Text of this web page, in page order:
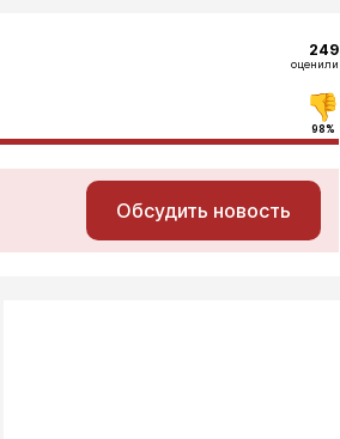
249
оценили
98%
Обсудить новость